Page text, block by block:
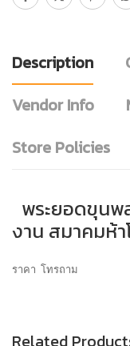
Description
Vendor Info
Store Policies
พระยอดขุนพ
งาน สมาคมห้า
ราคา โทรถาม
Related